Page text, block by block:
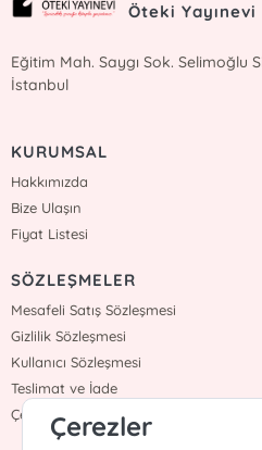
Öteki Yayınevi
Eğitim Mah. Saygı Sok. Selimoğlu
İstanbul
KURUMSAL
Hakkımızda
Bize Ulaşın
Fiyat Listesi
SÖZLEŞMELER
Mesafeli Satış Sözleşmesi
Gizlilik Sözleşmesi
Kullanıcı Sözleşmesi
Teslimat ve İade
Çerez Politikasi
Çerezler